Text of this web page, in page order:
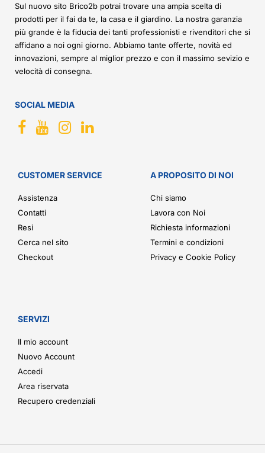
Sul nuovo sito Brico2b potrai trovare una ampia scelta di
prodotti per il fai da te, la casa e il giardino. La nostra garanzia
più grande è la fiducia dei tanti professionisti e rivenditori che si
affidano a noi ogni giorno. Abbiamo tante offerte, novità ed
innovazioni, sempre al miglior prezzo e con il massimo sevizio e
velocità di consegna.
SOCIAL MEDIA
CUSTOMER SERVICE
Assistenza
Contatti
Resi
Cerca nel sito
Checkout
A PROPOSITO DI NOI
Chi siamo
Lavora con Noi
Richiesta informazioni
Termini e condizioni
Privacy e Cookie Policy
SERVIZI
Il mio account
Nuovo Account
Accedi
Area riservata
Recupero credenziali